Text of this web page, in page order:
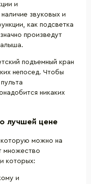
и
звуковых и
как подсветка
произведут
подъемный кран
непосед. Чтобы
никаких
лучшей цене
которую можно на
множество
которых:
и